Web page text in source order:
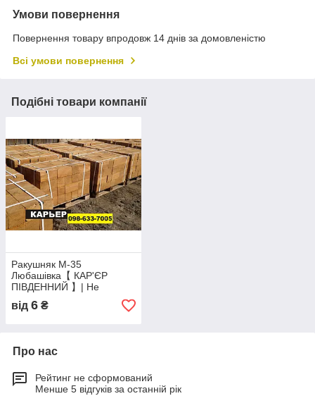
Умови повернення
Повернення товару впродовж 14 днів за домовленістю
Всі умови повернення
Подібні товари компанії
Ракушняк М-35
Любашівка【 КАР'ЄР
ПІВДЕННИЙ 】| Не
переплачуй - Купуй з -
Кар'єра
від 6 ₴
Про нас
Рейтинг не сформований
Менше 5 відгуків за останній рік